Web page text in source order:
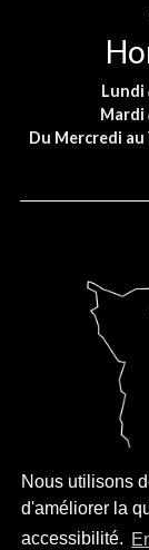
Nous utilisons
d'améliorer la
accessibilité.
Lundi
Mardi
Du Mercredi au
PLAN DU